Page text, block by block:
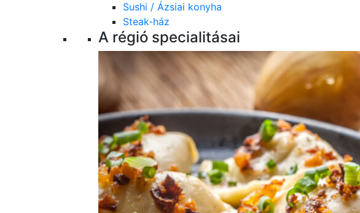
Sushi / Ázsiai konyha
Steak-ház
A régió specialitásai